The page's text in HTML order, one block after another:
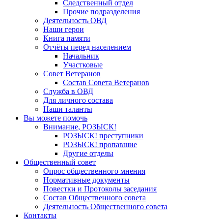
Следственный отдел
Прочие подразделения
Деятельность ОВД
Наши герои
Книга памяти
Отчёты перед населением
Начальник
Участковые
Совет Ветеранов
Состав Совета Ветеранов
Служба в ОВД
Для личного состава
Наши таланты
Вы можете помочь
Внимание, РОЗЫСК!
РОЗЫСК! преступники
РОЗЫСК! пропавшие
Другие отделы
Общественный совет
Опрос общественного мнения
Нормативные документы
Повестки и Протоколы заседания
Состав Общественного совета
Деятельность Общественного совета
Контакты